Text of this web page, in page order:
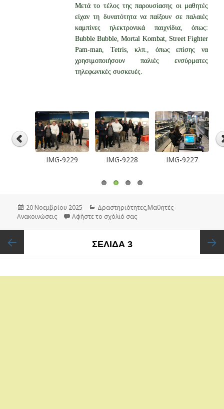
Μετά το τέλος της παρουσίασης οι μαθητές
είχαν τη δυνατότητα να παίξουν σε παλαιές
καμπίνες ηλεκτρονικά παιχνίδια, όπως:
Bubble Bubble, Mortal Kombat, Street Fighter
Pam-man, Tetris, κλπ., όπως επίσης να
χρησιμοποιήσουν παλιές ενσύρματες
τηλεφωνικές συσκευές.
IMG-9229 IMG-9228 IMG-9227
Δημοσιεύτηκε
την
20 Νοεμβρίου 2025 Κατηγορίες
Δραστηριότητες,Μαθητές-
Ανακοινώσεις
Αφήστε το σχόλιό σας
άρθρων
ΣΕΛΊΔΑ 3